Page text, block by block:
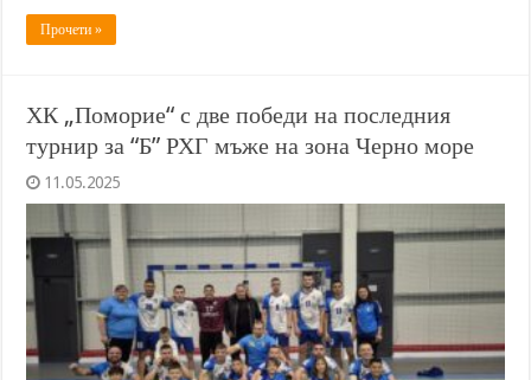
Прочети »
ХК „Поморие“ с две победи на последния
турнир за “Б” РХГ мъже на зона Черно море
11.05.2025